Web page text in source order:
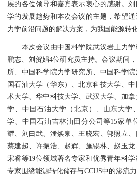
展的各位领导和嘉宾表示衷心的感谢。
学的发展趋势和本次会议的主题，希望
力学前沿问题的解决方案，为我国能源转
本次会议由中国科学院武汉岩土力学
鹏志、刘贺娟4位研究员主持。会议期间
所、中国科学院力学研究所、中国科学
国石油大学（华东）、北京科技大学、
术大学、华中科技大学、武汉大学、加
学、中国石油大学（北京）、山东大学
学、中国石油吉林油田分公司等15家单
耀、刘曰武、潘焕泉、王晓宏、郭照立、
蔡建超、许振浩、赵辉、施锡林、赵玉龙
宋睿等19位领域著名专家和优秀青年科
专家围绕能源转化储存与CCUS中的渗流